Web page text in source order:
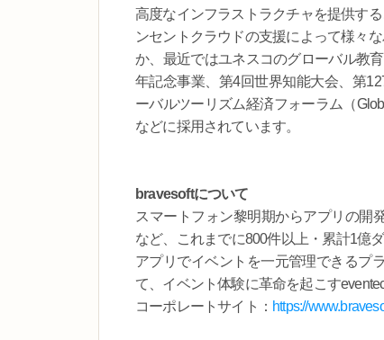
高度なインフラストラクチャを提供す
ンセントクラウドの支援によって様々
か、最近ではユネスコのグローバル教
年記念事業、第4回世界知能大会、第
ーバルツーリズム経済フォーラム（
などに採用されています。
bravesoftについて
スマートフォン黎明期からアプリの開
など、これまでに800件以上・累計1億
アプリでイベントを一元管理できるプ
て、イベント体験に革命を起こす
コーポレートサイト： https://